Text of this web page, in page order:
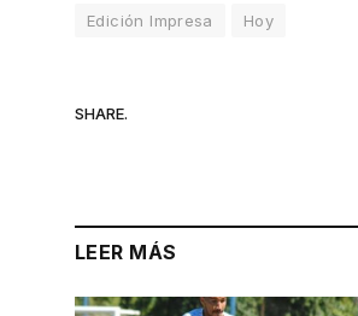
Edición Impresa Hoy
SHARE.
LEER MÁS